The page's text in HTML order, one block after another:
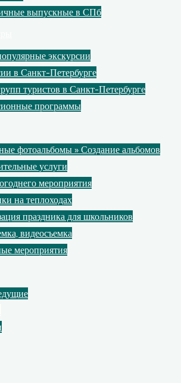
выпускные в СПб
экскурсии
в Санкт-Петербурге
туристов в Санкт-Петербурге
программы
фотоальбомы » Создание альбомов
услуги
мероприятия
на теплоходах
праздника для школьников
видеосъемка
мероприятия